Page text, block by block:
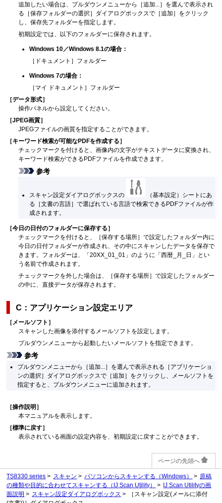
追加したい場合は、プルダウンメニューから［追加...］を選んで表示され
る［保存フォルダーの選択 ］ダイアログボックスで［追加 ］をクリック
し、保存先フォルダーを指定します。
初期設定では、以下のフォルダーに保存されます。
Windows 10／Windows 8.1の場合：
［ ドキュメント ］フォルダー
Windows 7の場合：
［ マイ ドキュメント ］フォルダー
［データ形式］
操作パネルから設定してください。
［JPEG画質］
JPEGファイルの画質を指定することができます。
［キーワード検索が可能なPDFを作成する］
チェックマークを付けると、画像内の文字がテキストデータに変換され、
キーワード検索ができる PDFファイルを作成できます。
参考
スキャン設定ダイアログボックスの
（基本設定）シートにあ
る［文書の言語］で選ばれている言語で検索できる PDFファイルが作
成されます。
［今日の日付のフォルダーに保存する］
チェックマークを付けると、［保存する場所］で設定したフォルダー内に
今日の日付フォルダーが作成され、その中にスキャンしたデータを保存で
きます。 フォルダーは、「20XX_01_01」のように「西暦_月_日」とい
う名前で作成されます。
チェックマークを外した場合は、［保存する場所］で設定したフォルダー
の中に、直接データが保存されます。
C：アプリケーション設定エリア
［ メールソフト ］
スキャンした画像を添付するメールソフトを設定します。
プルダウンメニューから起動したいメールソフトを指定できます。
参考
プルダウンメニューから［追加... ］を選んで表示される［ アプリケーショ
ンの選択 ］ダイアログボックスで［追加 ］をクリックし、メールソフトを
指定すると、プルダウンメニューに追加されます。
［操作説明 ］
本マニュアルを表示します。
［標準に戻す］
表示されている画面の設定内容を、初期設定に戻すことができます。
ページの先頭へ
TS8330 series スキャン パソコンからスキャンする （Windows）
原稿
の種類や目的に合わせてスキャンする（IJ Scan Utility）
IJ Scan Utilityの画
面説明
スキャン設定ダイアログボックス
［スキャン設定(メールに添付